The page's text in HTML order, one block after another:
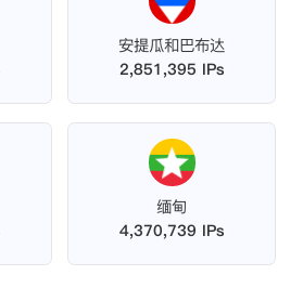
安提瓜和巴布达
2,851,395 IPs
缅甸
4,370,739 IPs